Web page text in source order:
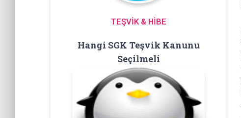
TEŞVİK & HİBE
Hangi SGK Teşvik Kanunu
Seçilmeli